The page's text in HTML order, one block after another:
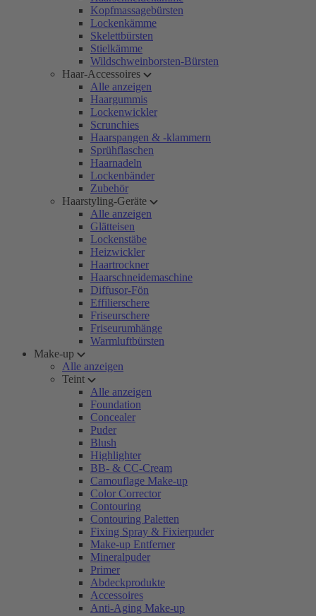
Kopfmassagebürsten
Lockenkämme
Skelettbürsten
Stielkämme
Wildschweinborsten-Bürsten
Haar-Accessoires
Alle anzeigen
Haargummis
Lockenwickler
Scrunchies
Haarspangen & -klammern
Sprühflaschen
Haarnadeln
Lockenbänder
Zubehör
Haarstyling-Geräte
Alle anzeigen
Glätteisen
Lockenstäbe
Heizwickler
Haartrockner
Haarschneidemaschine
Diffusor-Fön
Effilierschere
Friseurschere
Friseurumhänge
Warmluftbürsten
Make-up
Alle anzeigen
Teint
Alle anzeigen
Foundation
Concealer
Puder
Blush
Highlighter
BB- & CC-Cream
Camouflage Make-up
Color Corrector
Contouring
Contouring Paletten
Fixing Spray & Fixierpuder
Make-up Entferner
Mineralpuder
Primer
Abdeckprodukte
Accessoires
Anti-Aging Make-up